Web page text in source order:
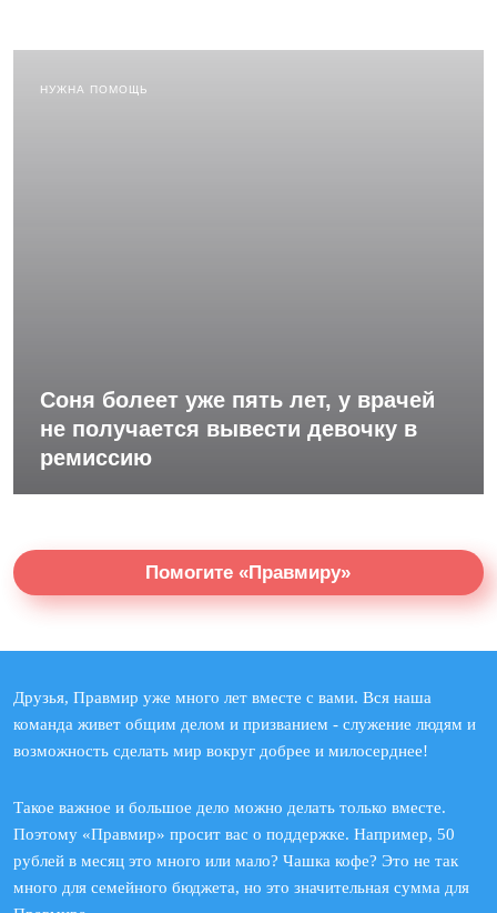
НУЖНА ПОМОЩЬ
Соня болеет уже пять лет, у врачей
не получается вывести девочку в
ремиссию
Помогите «Правмиру»
Друзья, Правмир уже много лет вместе с вами. Вся наша
команда живет общим делом и призванием - служение людям и
возможность сделать мир вокруг добрее и милосерднее!
Такое важное и большое дело можно делать только вместе.
Поэтому «Правмир» просит вас о поддержке. Например, 50
рублей в месяц это много или мало? Чашка кофе? Это не так
много для семейного бюджета, но это значительная сумма для